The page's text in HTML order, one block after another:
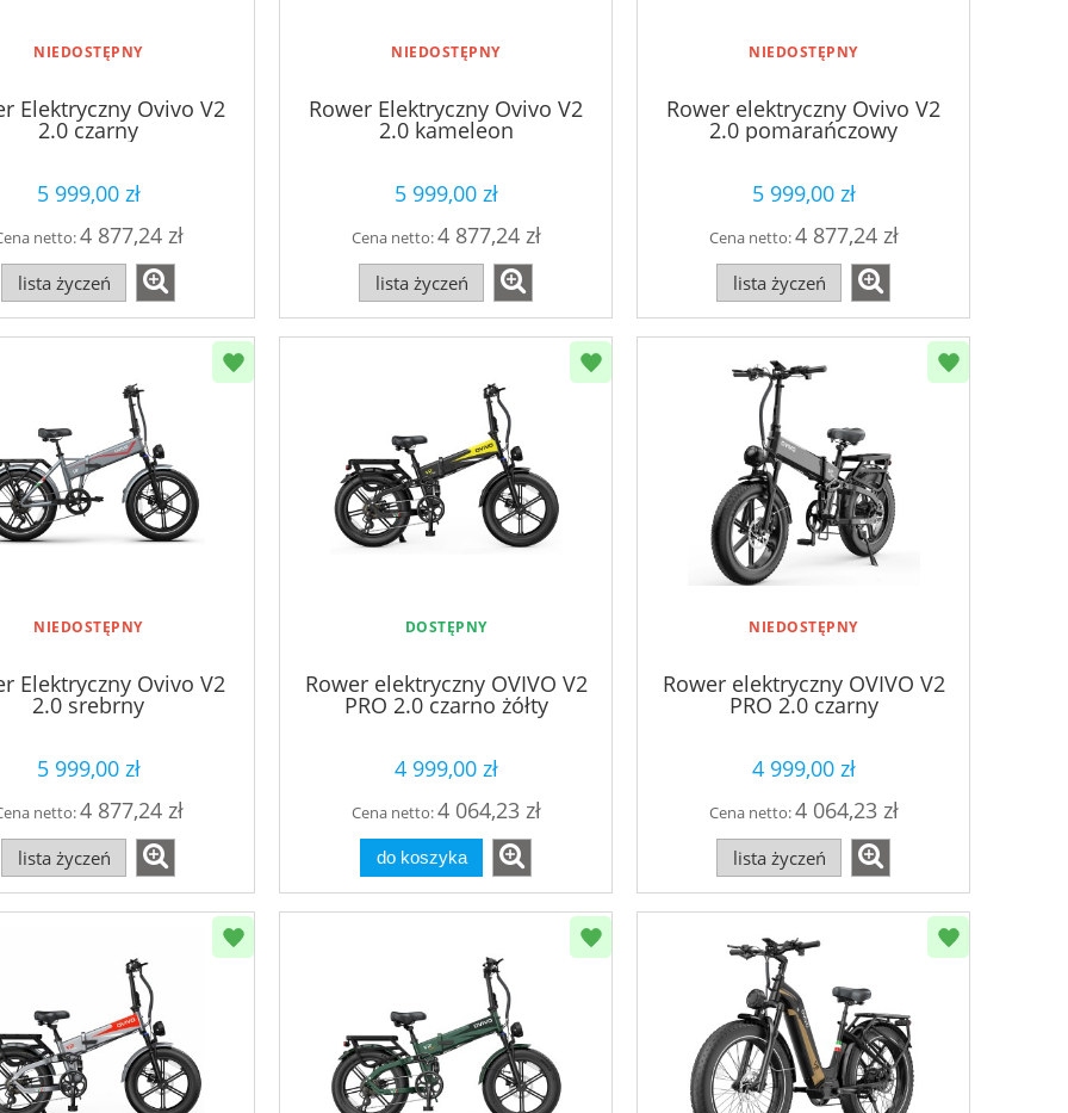
NIEDOSTĘPNY
Elektryczny Ovivo V2
2.0 czarny
5 999,00 zł
netto:4 877,24 zł
lista życzeń
NIEDOSTĘPNY
Rower Elektryczny Ovivo V2
2.0 kameleon
5 999,00 zł
Cena netto:4 877,24 zł
lista życzeń
NIEDOSTĘPNY
Rower elektryczny Ovivo V2
2.0 pomarańczowy
5 999,00 zł
Cena netto:4 877,24 zł
lista życzeń
NIEDOSTĘPNY
Elektryczny Ovivo V2
2.0 srebrny
5 999,00 zł
netto:4 877,24 zł
lista życzeń
DOSTĘPNY
Rower elektryczny OVIVO V2
PRO 2.0 czarno żółty
4 999,00 zł
Cena netto:4 064,23 zł
do koszyka
NIEDOSTĘPNY
Rower elektryczny OVIVO V2
PRO 2.0 czarny
4 999,00 zł
Cena netto:4 064,23 zł
lista życzeń